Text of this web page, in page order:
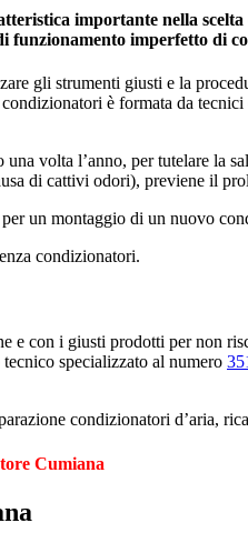
importante nella
imperfetto di
gli strumenti giusti e la
è formata da
volta l’anno, per tutelare
di cattivi odori), previene il
un montaggio di un nuovo
condizionatori.
e con i giusti prodotti per non
specializzato al numero
condizionatori d’aria,
Cumiana